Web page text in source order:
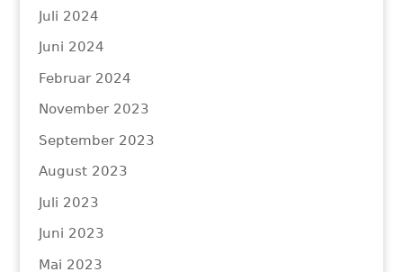
Juli 2024
Juni 2024
Februar 2024
November 2023
September 2023
August 2023
Juli 2023
Juni 2023
Mai 2023